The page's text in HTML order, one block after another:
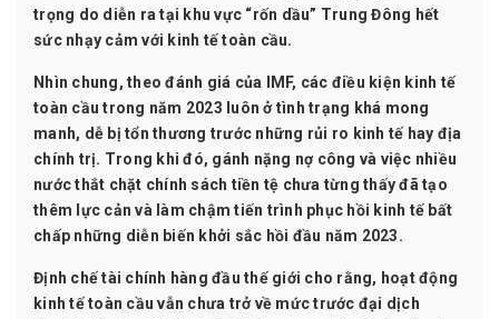
trọng do diễn ra tại khu vực “rốn dầu” Trung Đông hết
sức nhạy cảm với kinh tế toàn cầu.
Nhìn chung, theo đánh giá của IMF, các điều kiện kinh tế
toàn cầu trong năm 2023 luôn ở tình trạng khá mong
manh, dễ bị tổn thương trước những rủi ro kinh tế hay địa
chính trị. Trong khi đó, gánh nặng nợ công và việc nhiều
nước thắt chặt chính sách tiền tệ chưa từng thấy đã tạo
thêm lực cản và làm chậm tiến trình phục hồi kinh tế bất
chấp những diễn biến khởi sắc hồi đầu năm 2023.
Định chế tài chính hàng đầu thế giới cho rằng, hoạt động
kinh tế toàn cầu vẫn chưa trở về mức trước đại dịch